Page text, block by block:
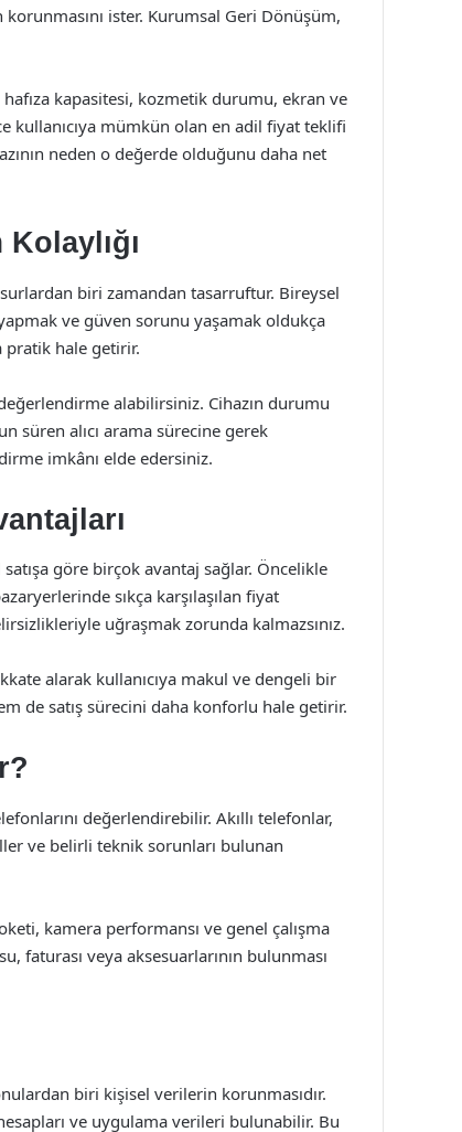
ister. Kurumsal Geri Dönüşüm,
kapasitesi, kozmetik durumu, ekran ve
kullanıcıya mümkün olan en adil fiyat teklifi
neden o değerde olduğunu daha net
biri zamandan tasarruftur. Bireysel
ve güven sorunu yaşamak oldukça
pratik hale getirir.
alabilirsiniz. Cihazın durumu
süren alıcı arama sürecine gerek
imkânı elde edersiniz.
göre birçok avantaj sağlar. Öncelikle
sıkça karşılaşılan fiyat
uğraşmak zorunda kalmazsınız.
alarak kullanıcıya makul ve dengeli bir
de satış sürecini daha konforlu hale getirir.
değerlendirebilir. Akıllı telefonlar,
ve belirli teknik sorunları bulunan
kamera performansı ve genel çalışma
faturası veya aksesuarlarının bulunması
biri kişisel verilerin korunmasıdır.
ve uygulama verileri bulunabilir. Bu